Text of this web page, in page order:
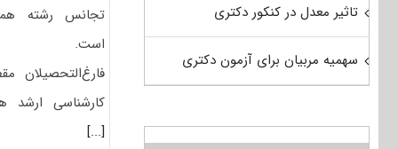
تجانس رشته
است.
فارغ‌التحصیلان
کارشناسی ارشد
[...]
تاثیر معدل در کنکور دکتری
سهمیه مربیان برای آزمون دکتری